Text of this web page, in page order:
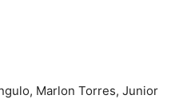
Marlon Torres, Junior